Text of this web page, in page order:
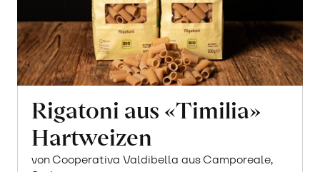
Rigatoni aus «Timilia»
Hartweizen
von Cooperativa Valdibella aus Camporeale,